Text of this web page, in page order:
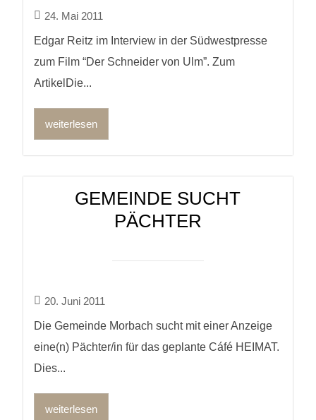
24. Mai 2011
Edgar Reitz im Interview in der Südwestpresse
zum Film “Der Schneider von Ulm”. Zum
ArtikelDie...
weiterlesen
GEMEINDE SUCHT
PÄCHTER
20. Juni 2011
Die Gemeinde Morbach sucht mit einer Anzeige
eine(n) Pächter/in für das geplante Cáfé HEIMAT.
Dies...
weiterlesen